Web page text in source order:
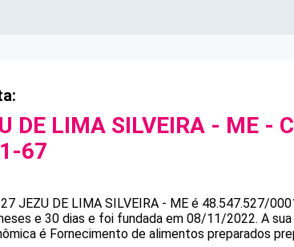
DE LIMA SILVEIRA - ME -
67
JEZU DE LIMA SILVEIRA - ME é 48.547.527/
e 30 dias e foi fundada em 08/11/2022. A
é Fornecimento de alimentos preparados